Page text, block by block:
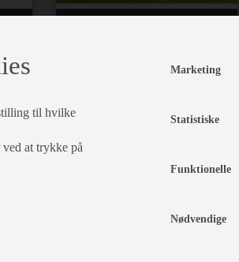
til hvilke
at trykke på
Marketing
Statistiske
Funktionelle
Nødvendige